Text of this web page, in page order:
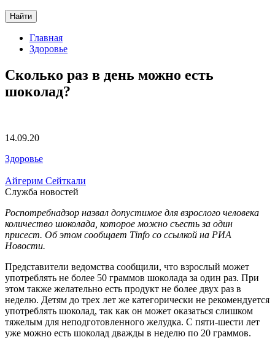
Найти
Главная
Здоровье
Сколько раз в день можно есть
шоколад?
14.09.20
Здоровье
Айгерим Сейткали
Служба новостей
Роспотребнадзор назвал допустимое для взрослого человека
количество шоколада, которое можно съесть за один
присест. Об этом сообщает Тinfo со ссылкой на РИА
Новости.
Представители ведомства сообщили, что взрослый может
употреблять не более 50 граммов шоколада за один раз. При
этом также желательно есть продукт не более двух раз в
неделю. Детям до трех лет же категорически не рекомендуется
употреблять шоколад, так как он может оказаться слишком
тяжелым для неподготовленного желудка. С пяти-шести лет
уже можно есть шоколад дважды в неделю по 20 граммов.